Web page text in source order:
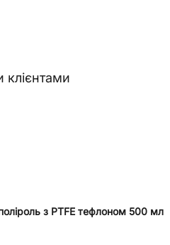
клієнтами
з PTFE тефлоном 500 мл